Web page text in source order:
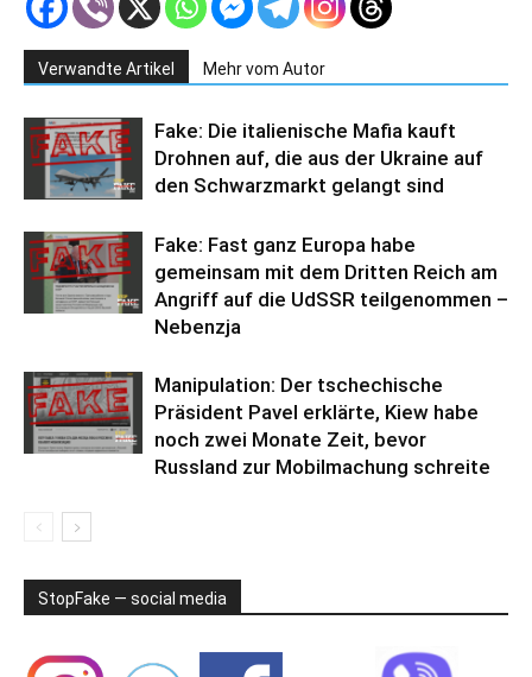
Verwandte Artikel Mehr vom Autor
Fake: Die italienische Mafia kauft
Drohnen auf, die aus der Ukraine auf
den Schwarzmarkt gelangt sind
Fake: Fast ganz Europa habe
gemeinsam mit dem Dritten Reich am
Angriff auf die UdSSR teilgenommen –
Nebenzja
Manipulation: Der tschechische
Präsident Pavel erklärte, Kiew habe
noch zwei Monate Zeit, bevor
Russland zur Mobilmachung schreite
StopFake — social media